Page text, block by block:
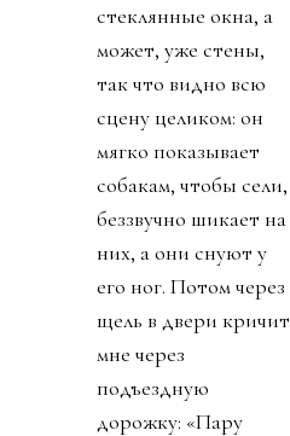
стеклянные окна, а
может, уже стены,
так что видно всю
сцену целиком: он
мягко показывает
собакам, чтобы сели,
беззвучно шикает на
них, а они снуют у
его ног. Потом через
щель в двери кричит
мне через
подъездную
дорожку: «Пару